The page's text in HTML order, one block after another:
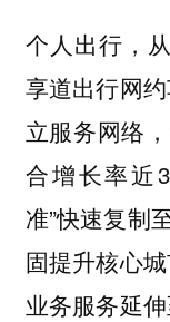
个人出行，
享道出行网
立服务网络
合增长率近
准”快速复制
固提升核心
业务服务延